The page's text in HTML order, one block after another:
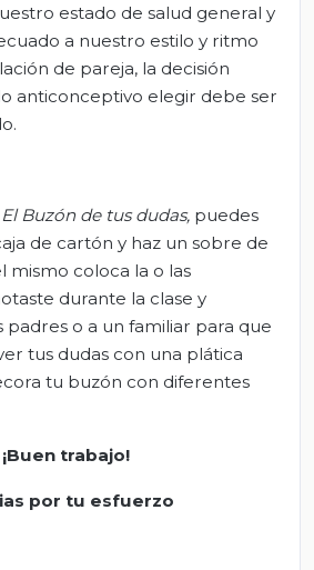
estado de salud general y
a nuestro estilo y ritmo
de pareja, la decisión
anticonceptivo elegir debe ser
El Buzón de tus dudas, puedes
de cartón y haz un sobre de
mismo coloca la o las
durante la clase y
padres o a un familiar para que
tus dudas con una plática
tu buzón con diferentes
¡Buen trabajo!
por tu esfuerzo